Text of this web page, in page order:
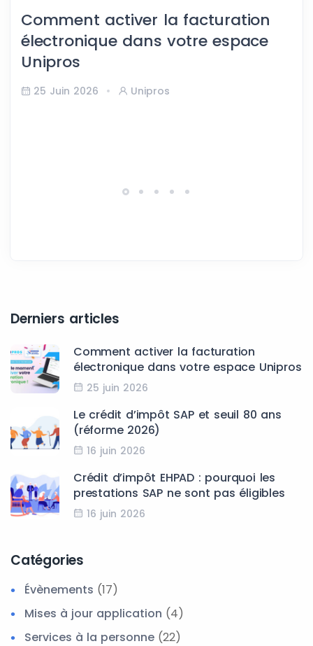
Comment activer la facturation
électronique dans votre espace
Unipros
25 Juin 2026 Unipros
Derniers articles
Comment activer la facturation
électronique dans votre espace Unipros
25 juin 2026
Le crédit d’impôt SAP et seuil 80 ans
(réforme 2026)
16 juin 2026
Crédit d’impôt EHPAD : pourquoi les
prestations SAP ne sont pas éligibles
16 juin 2026
Catégories
Évènements (17)
Mises à jour application (4)
Services à la personne (22)